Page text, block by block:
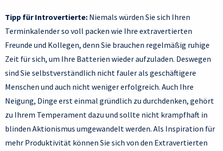
Tipp für Introvertierte: Niemals würden Sie sich Ihren
Terminkalender so voll packen wie Ihre extravertierten
Freunde und Kollegen, denn Sie brauchen regelmäßig ruhige
Zeit für sich, um Ihre Batterien wieder aufzuladen. Deswegen
sind Sie selbstverständlich nicht fauler als geschäftigere
Menschen und auch nicht weniger erfolgreich. Auch Ihre
Neigung, Dinge erst einmal gründlich zu durchdenken, gehört
zu Ihrem Temperament dazu und sollte nicht krampfhaft in
blinden Aktionismus umgewandelt werden. Als Inspiration für
mehr Produktivität können Sie sich von den Extravertierten